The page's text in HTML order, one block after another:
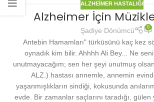
ALZHEIMER HASTALIĞI
Alzheimer İçin
Şadiye Dönümcü 0
Antebin Hamamları" türküsünü kaç kez
oynadık kim bilir. Ahhhh Ali Bey... Ne
unutmayacağım; sen her şeyi unutmuş
ALZ.) hastası annemle, annemin
yaşanmışlıkların sindiği, kokusunda
evde. Bir zamanlar saçlarını taradığı, gülen